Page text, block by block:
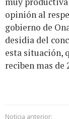
opinión al
gobierno de
desidia del
esta situación,
reciben mas de
Noticia anterior: